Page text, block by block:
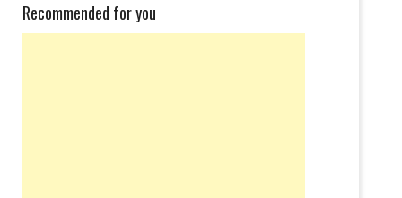
Recommended for you